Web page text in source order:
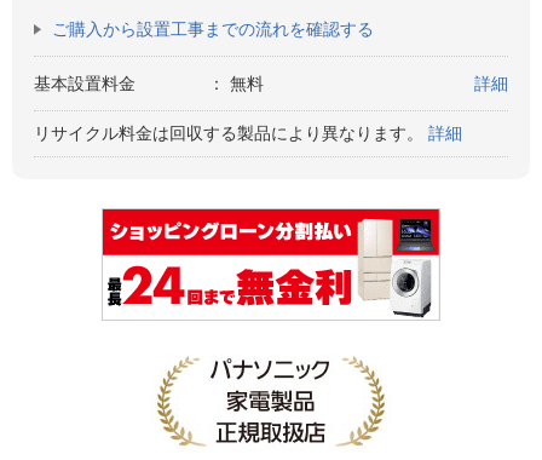
ご購入から設置工事までの流れを確認する
基本設置料金 ： 無料 詳細
リサイクル料金は回収する製品により異なります。 詳細